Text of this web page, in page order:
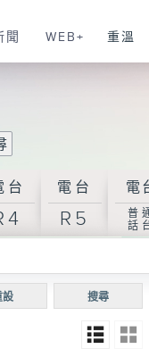
聞 WEB+ 重溫
台 電台
R5
電
普
話
搜尋
設